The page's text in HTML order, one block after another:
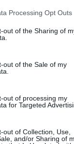
Processing Opt Outs
out of the Sharing of
out of the Sale of my
out of processing my
for Targeted
out of Collection, Use,
and/or Sharing of
l’exposition
sont à votre
ou de